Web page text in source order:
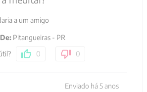
a um amigo
De: Pitangueiras - PR
0 0
Enviado há 5 anos